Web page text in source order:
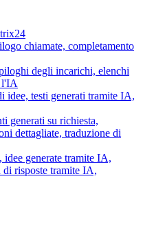
chiamate, completamento
degli incarichi, elenchi
l'IA
idee, testi generati tramite IA,
generati su richiesta,
dettagliate, traduzione di
generate tramite IA,
di risposte tramite IA,